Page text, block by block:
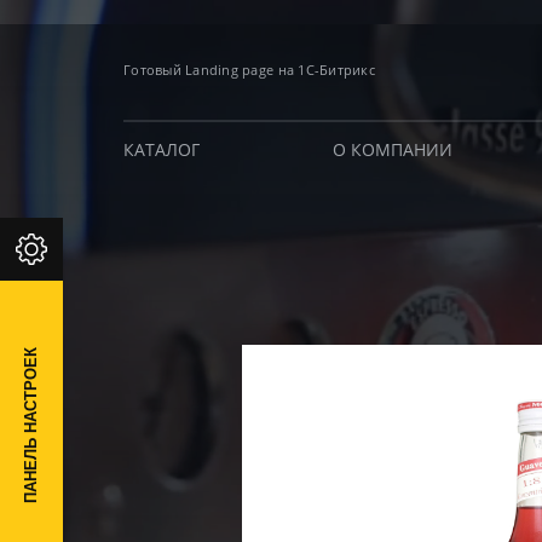
ПАНЕЛЬ НАСТРОЕК
Готовый Landing page на 1С-Битрикс
КАТАЛОГ О КОМПАНИИ